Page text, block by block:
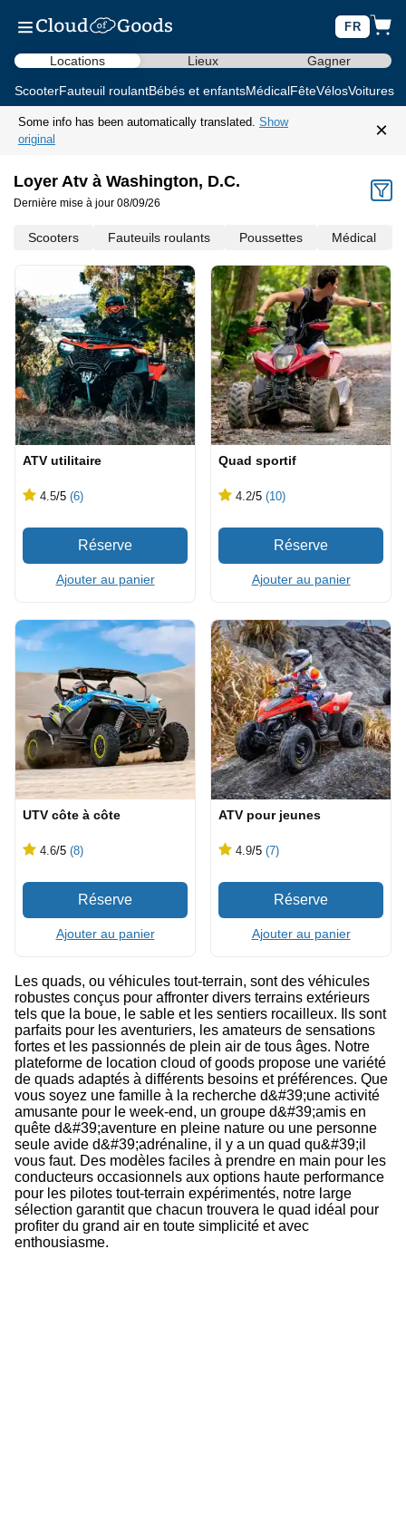
FR
Locations Lieux Gagner
ScooterFauteuil roulantBébés et enfantsMédicalFêteVélosVoitures
Some info has been automatically translated. Show
original
×
Loyer Atv à Washington, D.C.
Dernière mise à jour 08/09/26
Scooters Fauteuils roulants Poussettes Médical
ATV utilitaire
4.5/5 (6)
Ajouter au panier
Quad sportif
4.2/5 (10)
Ajouter au panier
UTV côte à côte
4.6/5 (8)
Ajouter au panier
ATV pour jeunes
4.9/5 (7)
Ajouter au panier
Les quads, ou véhicules tout-terrain, sont des véhicules
robustes conçus pour affronter divers terrains extérieurs
tels que la boue, le sable et les sentiers rocailleux. Ils sont
parfaits pour les aventuriers, les amateurs de sensations
fortes et les passionnés de plein air de tous âges. Notre
plateforme de location cloud of goods propose une variété
de quads adaptés à différents besoins et préférences. Que
vous soyez une famille à la recherche d&#39;une activité
amusante pour le week-end, un groupe d&#39;amis en
quête d&#39;aventure en pleine nature ou une personne
seule avide d&#39;adrénaline, il y a un quad qu&#39;il
vous faut. Des modèles faciles à prendre en main pour les
conducteurs occasionnels aux options haute performance
pour les pilotes tout-terrain expérimentés, notre large
sélection garantit que chacun trouvera le quad idéal pour
profiter du grand air en toute simplicité et avec
enthousiasme.